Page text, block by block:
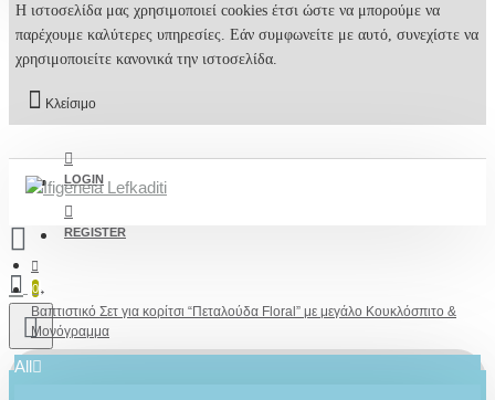
Η ιστοσελίδα μας χρησιμοποιεί cookies έτσι ώστε να μπορούμε να
παρέχουμε καλύτερες υπηρεσίες. Εάν συμφωνείτε με αυτό, συνεχίστε να
χρησιμοποιείτε κανονικά την ιστοσελίδα.
Κλείσιμο
LOGIN
REGISTER
0
All
Βαπτιστικό Σετ για κορίτσι “Πεταλούδα Floral” με μεγάλο Κουκλόσπιτο &
Μονόγραμμα